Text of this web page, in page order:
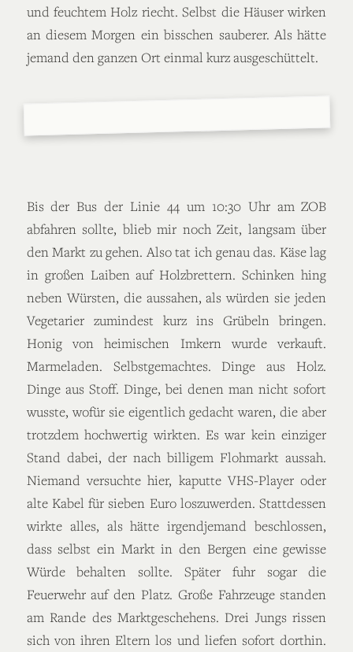
und feuchtem Holz riecht. Selbst die Häuser wirken
an diesem Morgen ein bisschen sauberer. Als hätte
jemand den ganzen Ort einmal kurz ausgeschüttelt.
Bis der Bus der Linie 44 um 10:30 Uhr am ZOB
abfahren sollte, blieb mir noch Zeit, langsam über
den Markt zu gehen. Also tat ich genau das. Käse lag
in großen Laiben auf Holzbrettern. Schinken hing
neben Würsten, die aussahen, als würden sie jeden
Vegetarier zumindest kurz ins Grübeln bringen.
Honig von heimischen Imkern wurde verkauft.
Marmeladen. Selbstgemachtes. Dinge aus Holz.
Dinge aus Stoff. Dinge, bei denen man nicht sofort
wusste, wofür sie eigentlich gedacht waren, die aber
trotzdem hochwertig wirkten. Es war kein einziger
Stand dabei, der nach billigem Flohmarkt aussah.
Niemand versuchte hier, kaputte VHS-Player oder
alte Kabel für sieben Euro loszuwerden. Stattdessen
wirkte alles, als hätte irgendjemand beschlossen,
dass selbst ein Markt in den Bergen eine gewisse
Würde behalten sollte. Später fuhr sogar die
Feuerwehr auf den Platz. Große Fahrzeuge standen
am Rande des Marktgeschehens. Drei Jungs rissen
sich von ihren Eltern los und liefen sofort dorthin.